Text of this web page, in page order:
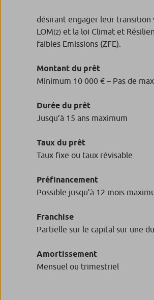
désirant engager leur
LOM(2) et la loi Climat et
faibles Emissions (ZFE).
Montant du prêt
Minimum 10 000 € – Pas de
Durée du prêt
Jusqu’à 15 ans maximum
Taux du prêt
Taux fixe ou taux révisable
Préfinancement
Possible jusqu’à 12 mois
Franchise
Partielle sur le capital sur une
Amortissement
Mensuel ou trimestriel